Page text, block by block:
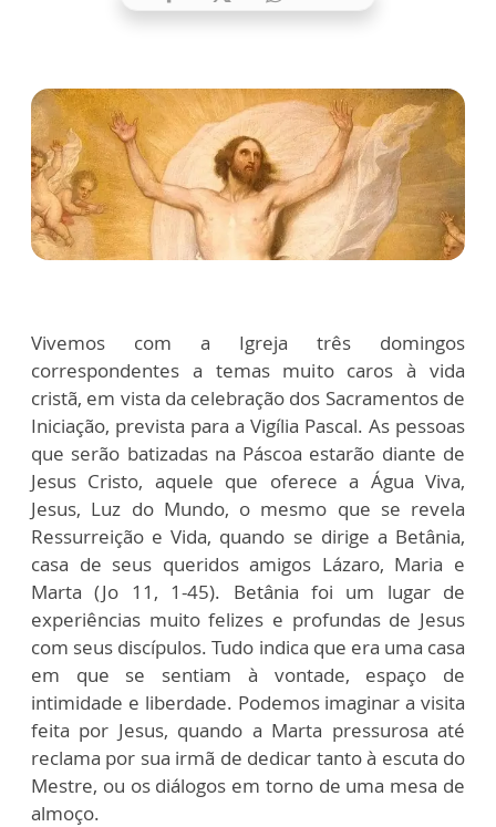
Vivemos com a Igreja três domingos
correspondentes a temas muito caros à vida
cristã, em vista da celebração dos Sacramentos de
Iniciação, prevista para a Vigília Pascal. As pessoas
que serão batizadas na Páscoa estarão diante de
Jesus Cristo, aquele que oferece a Água Viva,
Jesus, Luz do Mundo, o mesmo que se revela
Ressurreição e Vida, quando se dirige a Betânia,
casa de seus queridos amigos Lázaro, Maria e
Marta (Jo 11, 1-45). Betânia foi um lugar de
experiências muito felizes e profundas de Jesus
com seus discípulos. Tudo indica que era uma casa
em que se sentiam à vontade, espaço de
intimidade e liberdade. Podemos imaginar a visita
feita por Jesus, quando a Marta pressurosa até
reclama por sua irmã de dedicar tanto à escuta do
Mestre, ou os diálogos em torno de uma mesa de
almoço.